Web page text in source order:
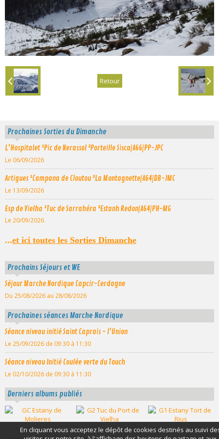
Retour
Prochaines Sorties du Dimanche
L'Hospitalet ¹Pic de Nerassol ²Porteille Sisca|A66|PP-JPC
Le 06/09/2026
Artigues ¹Campana de Cloutou ²La Montagnette|A64|DB-JMC
Le 13/09/2026
Esp de Vielha ¹Tuc de Sarrahéra ²Estanh Redon|A64|PH-MG
Le 20/09/2026
...et ici toutes les Sorties Dimanche
Prochains Séjours et WE
Séjour Marche Nordique Capcir-Cerdagne
Du 25/08/2026 au 28/08/2026
Prochaines séances Marche Nordique
Séance niveau initié Saint Caprais - l'Union
Le 25/09/2026 de 09:30 à 11:30
Séance niveau Initié Coulée verte du Touch
Le 02/10/2026 de 09:30 à 11:30
Derniers albums publiés
En cliquant vous acceptez le dépôt de cookies destinés au suivi